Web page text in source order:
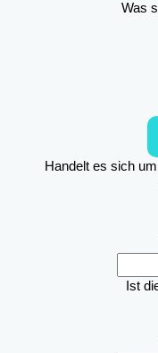
Was
Handelt es sich
Ist